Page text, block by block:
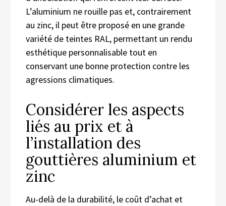
L’aluminium ne rouille pas et, contrairement
au zinc, il peut être proposé en une grande
variété de teintes RAL, permettant un rendu
esthétique personnalisable tout en
conservant une bonne protection contre les
agressions climatiques.
Considérer les aspects
liés au prix et à
l’installation des
gouttières aluminium et
zinc
Au-delà de la durabilité, le coût d’achat et